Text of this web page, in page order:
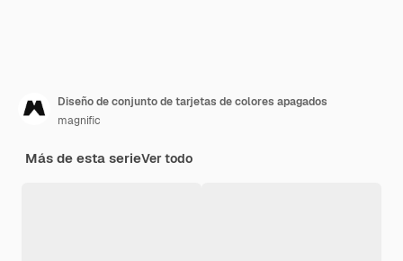
Diseño de conjunto de tarjetas de colores apagados
magnific
Más de esta serieVer todo